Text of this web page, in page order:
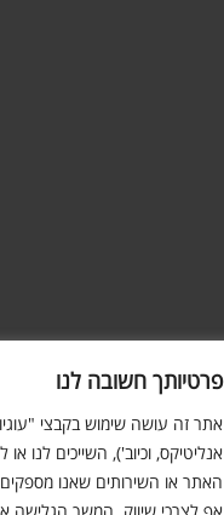
פרטיותך חשובה לנו
אנליטיקס, וכיוב'), השייכים לנו
האתר או השירותים שאנו